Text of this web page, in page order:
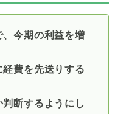
今期の利益を増
費を先送りする
断するようにし